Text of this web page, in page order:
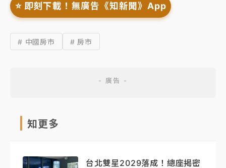
⭐️ 即刻下載！無廣告《知新聞》App
# 中國房市 # 房市
知更多
台北雙星2029落成！總座揭密